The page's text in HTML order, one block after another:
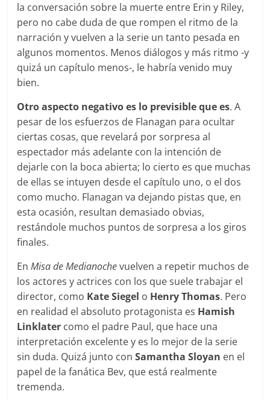
la conversación sobre la muerte entre Erin y Riley,
pero no cabe duda de que rompen el ritmo de la
narración y vuelven a la serie un tanto pesada en
algunos momentos. Menos diálogos y más ritmo -y
quizá un capítulo menos-, le habría venido muy
bien.
Otro aspecto negativo es lo previsible que es. A
pesar de los esfuerzos de Flanagan para ocultar
ciertas cosas, que revelará por sorpresa al
espectador más adelante con la intención de
dejarle con la boca abierta; lo cierto es que muchas
de ellas se intuyen desde el capítulo uno, o el dos
como mucho. Flanagan va dejando pistas que, en
esta ocasión, resultan demasiado obvias,
restándole muchos puntos de sorpresa a los giros
finales.
EnMisa de Medianochevuelven a repetir muchos de
los actores y actrices con los que suele trabajar el
director, como Kate Siegel o Henry Thomas. Pero
en realidad el absoluto protagonista es Hamish
Linklater como el padre Paul, que hace una
interpretación excelente y es lo mejor de la serie
sin duda. Quizá junto conSamantha Sloyan en el
papel de la fanática Bev, que está realmente
tremenda.